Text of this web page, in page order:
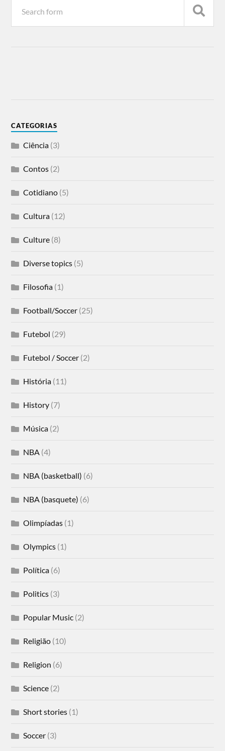
CATEGORIAS
Ciência (3)
Contos (2)
Cotidiano (5)
Cultura (12)
Culture (8)
Diverse topics (5)
Filosofia (1)
Football/Soccer (25)
Futebol (29)
Futebol / Soccer (2)
História (11)
History (7)
Música (2)
NBA (4)
NBA (basketball) (6)
NBA (basquete) (6)
Olimpíadas (1)
Olympics (1)
Política (6)
Politics (3)
Popular Music (2)
Religião (10)
Religion (6)
Science (2)
Short stories (1)
Soccer (3)